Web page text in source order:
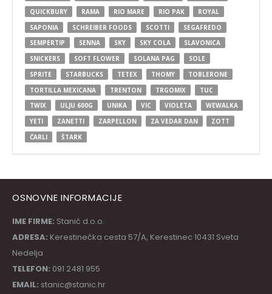
QUICKBURY
RAMA RIO MARE RIO PAK
ROYAL
SAPONIA
SCHREIBER FOODS SCOTTI
SEGAFREDO
SEMPERTIP
SENNA SKY SKY COLA
SLAVONICA
SNICKERS
SOFT FLOWER SOLANA PAG
SOLE
SPRITE
STARBUCKS TETEX THOMY
TOBLERONE
TORTILLA MEXICANA
TRENTON TRGOMIX
TUC
TWIX
ULJU 600G UNIKA VIC VIOLETA
WEWALKA
YETI
ZANETTI ZARPELLON ZA VEDAR DAN
ZOTT
ČARLI
ŠTARK
OSNOVNE INFORMACIJE
IME FIRME: Stanić d.o.o.
ADRESA: Kerestinečka cesta 57/A, Kerestinec 10431 Sveta
Nedelja
TELEFON: 091 2481 955
EMAIL: stanic@stanic.hr